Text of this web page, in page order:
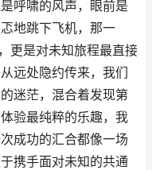
呼啸的风声，眼前是
地跳下飞机，那一
更是对未知旅程最直接
远处隐约传来，我们
迷茫，混合着发现第
验最纯粹的乐趣，我
成功的汇合都像一场
携手面对未知的共通